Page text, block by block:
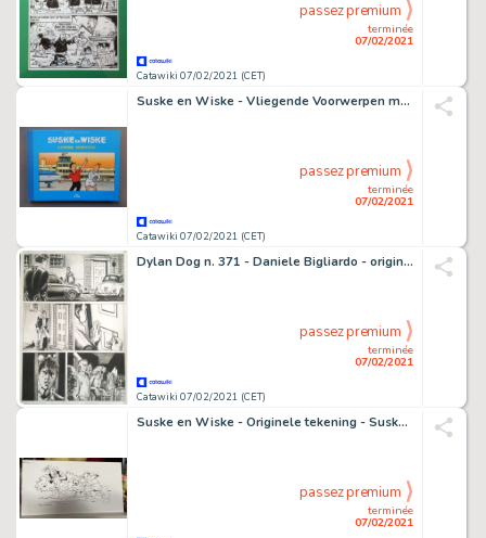
Catawiki 07/02/2021 (CET)
terminée
07/02/2021
passez premium
Suske en Wiske - Vliegende Voorwerpen met uitgewerkte opdrachttekening Arthur - luxe oblong hc - First edition - (1992)
Catawiki 07/02/2021 (CET)
terminée
07/02/2021
passez premium
Dylan Dog n. 371 - Daniele Bigliardo - original page crossover Dampyr - Loose page - (2017)
Catawiki 07/02/2021 (CET)
terminée
07/02/2021
passez premium
Suske en Wiske - Originele tekening - Suske en Wiske - De hellegathonden - Loose page
terminée
07/02/2021
passez premium